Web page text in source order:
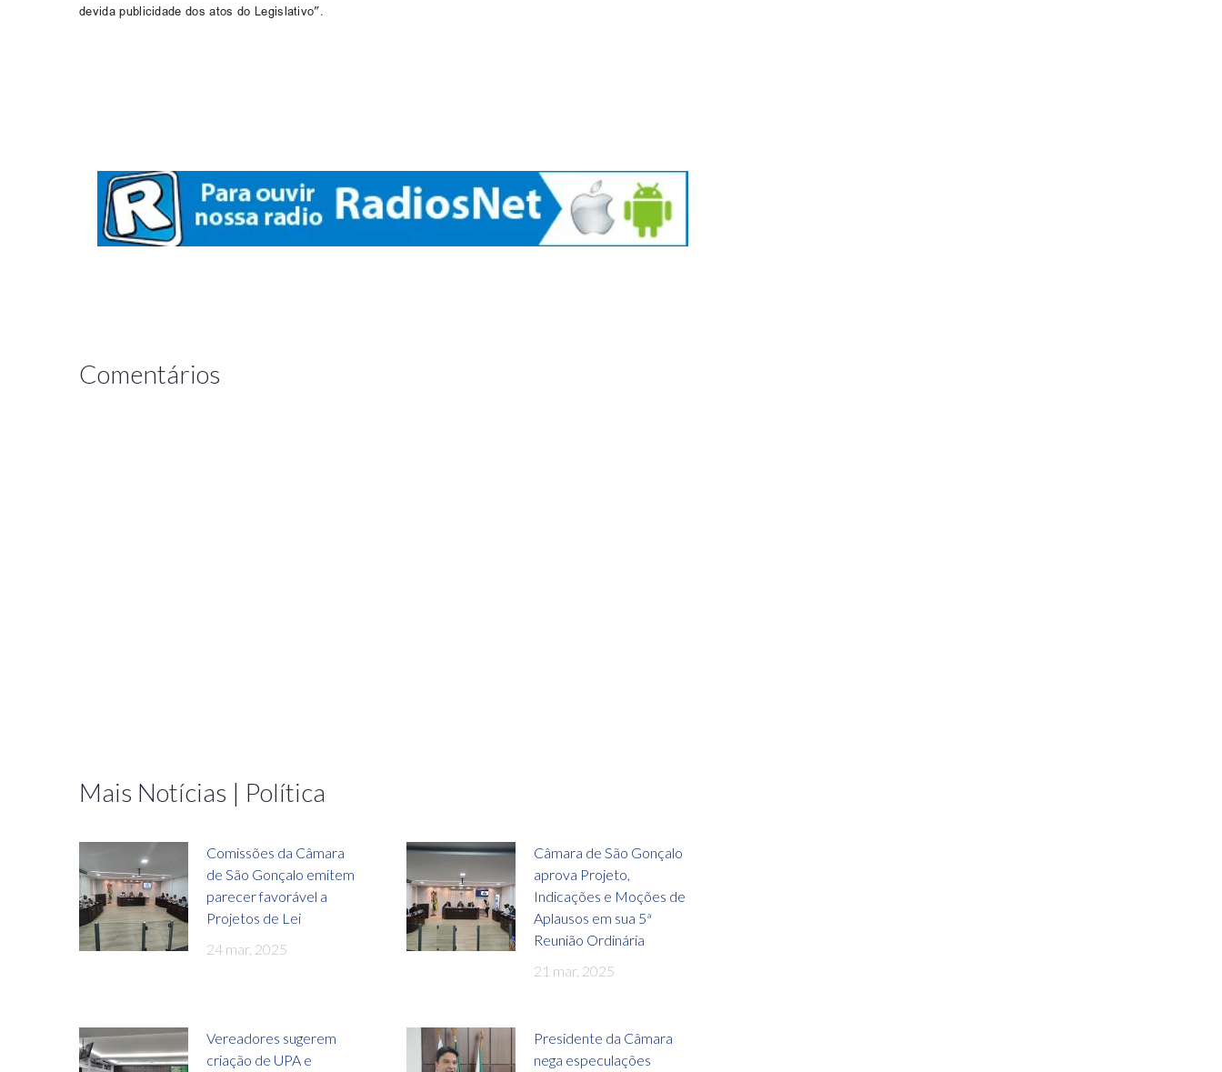
devida publicidade dos atos do Legislativo”.
Comentários
Mais Notícias | Política
Comissões da Câmara
de São Gonçalo emitem
parecer favorável a
Projetos de Lei
24 mar, 2025
Câmara de São Gonçalo
aprova Projeto,
Indicações e Moções de
Aplausos em sua 5ª
Reunião Ordinária
21 mar, 2025
Vereadores sugerem
criação de UPA e
Presidente da Câmara
nega especulações